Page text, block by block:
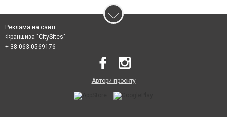
Реклама на сайті
Франшиза "CitySites"
+ 38 063 0569176
Автори проєкту